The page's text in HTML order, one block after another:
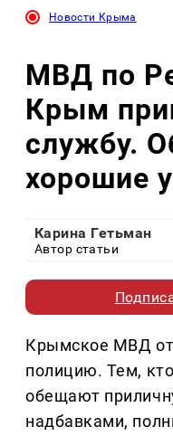
Новости Крыма
МВД по
Крым
службу.
хорошие
Карина Гетьман
Автор статьи
Крымское МВД
полицию. Тем,
обещают
надбавками,